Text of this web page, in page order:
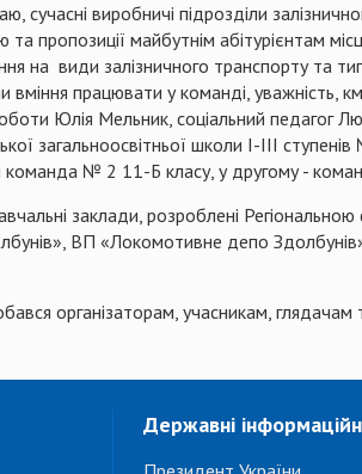
сучасні виробничі підрозділи
та пропозиції майбутнім абітурієнтам
на види залізничного транспорту та
працювати у команді, уважність,
Юлія Мельник, соціальний педагог
загальноосвітньої школи І-ІІІ
команда № 2 11-Б класу, у другому -
заклади, розроблені Регіональною
ВП «Локомотивне депо
організаторам, учасникам, глядачам
Державні